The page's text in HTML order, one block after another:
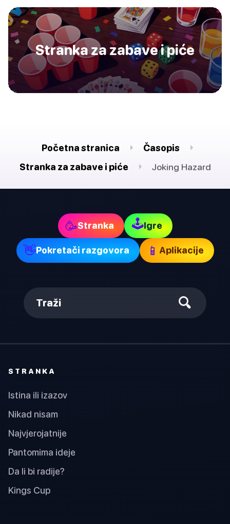
Stranka za zabave i piće
Početna stranica
Časopis
Stranka za zabave i piće
Joking Hazard
🥳Stranka 🕹Igre
👋Pokretači razgovora 📱 Aplikacije
Traži
STRANKA
Istina ili izazov
Nikad nisam
Najvjerojatnije
Pantomima ideje
Da li bi radije?
Kings Cup